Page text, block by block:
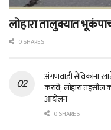
लोहारा तालुक्यात
0 SHARES
अंगणवाडी सेविकांना
करावे; लोहारा तहसील
आंदोलन
0 SHARES